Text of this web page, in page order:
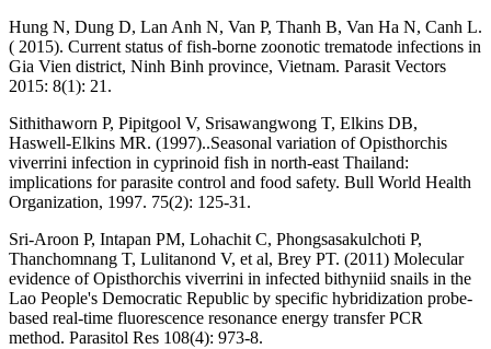
Hung N, Dung D, Lan Anh N, Van P, Thanh B, Van Ha N, Canh L.
( 2015). Current status of fish-borne zoonotic trematode infections in
Gia Vien district, Ninh Binh province, Vietnam. Parasit Vectors
2015: 8(1): 21.
Sithithaworn P, Pipitgool V, Srisawangwong T, Elkins DB,
Haswell-Elkins MR. (1997)..Seasonal variation of Opisthorchis
viverrini infection in cyprinoid fish in north-east Thailand:
implications for parasite control and food safety. Bull World Health
Organization, 1997. 75(2): 125-31.
Sri-Aroon P, Intapan PM, Lohachit C, Phongsasakulchoti P,
Thanchomnang T, Lulitanond V, et al, Brey PT. (2011) Molecular
evidence of Opisthorchis viverrini in infected bithyniid snails in the
Lao People's Democratic Republic by specific hybridization probe-
based real-time fluorescence resonance energy transfer PCR
method. Parasitol Res 108(4): 973-8.